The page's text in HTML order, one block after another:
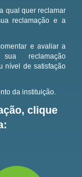
qual quer reclamar
reclamação e a
e avaliar a
reclamação
nível de satisfação
da instituição.
clique